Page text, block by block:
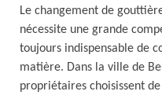
Le changement de
nécessite une grande
toujours indispensable de
matière. Dans la ville de
propriétaires choisissent de